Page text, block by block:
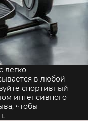
легко
в любой
спортивный
интенсивного
чтобы